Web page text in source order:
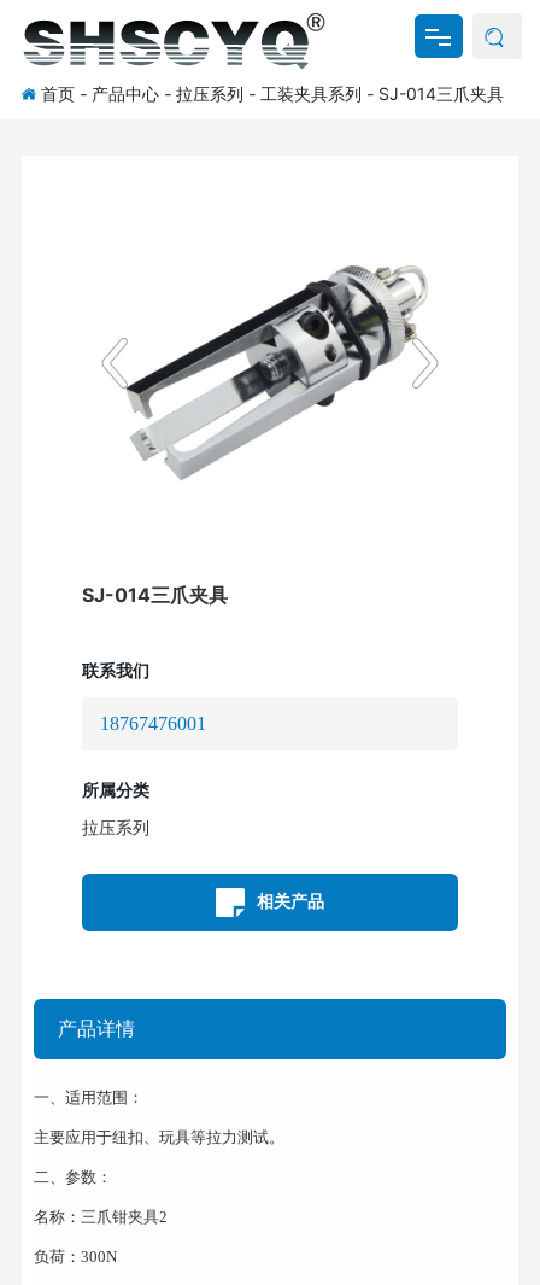
网站首页
首页 - 产品中心 - 拉压系列 - 工装夹具系列 - SJ-014三爪夹具
SJ-014三爪夹具
联系我们
18767476001
所属分类
拉压系列
相关产品
产品详情
一、适用范围：
主要应用于纽扣、玩具等拉力测试。
二、参数：
名称：三爪钳夹具2
负荷：300N